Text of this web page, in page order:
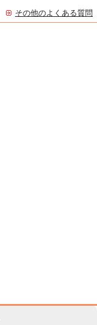
その他のよくある質問